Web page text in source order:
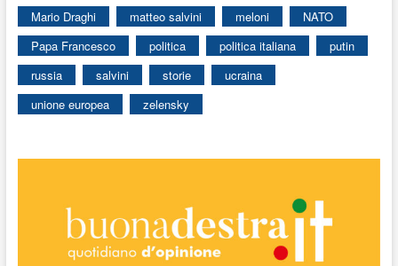
Mario Draghi
matteo salvini meloni
NATO
Papa Francesco
politica politica italiana
putin
russia
salvini storie
ucraina
unione europea
zelensky